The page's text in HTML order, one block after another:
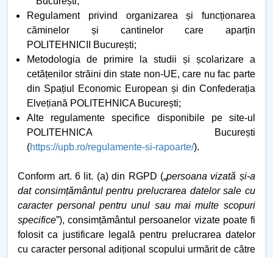
Regulament privind organizarea și funcționarea
căminelor și cantinelor care aparțin
POLITEHNICII București;
Metodologia de primire la studii și școlarizare a
cetățenilor străini din state non-UE, care nu fac parte
din Spațiul Economic European și din Confederația
Elvețiană POLITEHNICA București;
Alte regulamente specifice disponibile pe site-ul
POLITEHNICA București
(https://upb.ro/regulamente-si-rapoarte/).
Conform art. 6 lit. (a) din RGPD („persoana vizată și-a
dat consimțământul pentru prelucrarea datelor sale cu
caracter personal pentru unul sau mai multe scopuri
specifice”), consimțământul persoanelor vizate poate fi
folosit ca justificare legală pentru prelucrarea datelor
cu caracter personal adițional scopului urmărit de către